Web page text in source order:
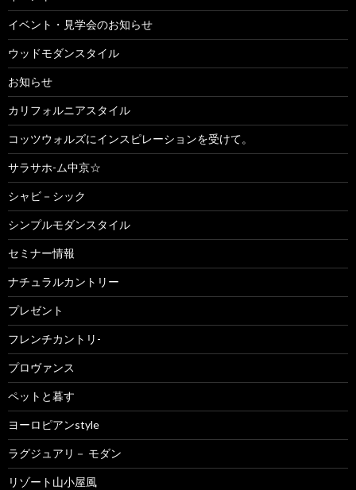
イベント・見学会のお知らせ
ウッドモダンスタイル
お知らせ
カリフォルニアスタイル
コッツウォルズにインスピレーションを受けて。
サラサホ-ム中京☆
シャビ－シック
シンプルモダンスタイル
セミナー情報
ナチュラルカントリー
プレゼント
フレンチカントリ-
プロヴァンス
ペットと暮す
ヨーロピアンstyle
ラグジュアリ－ モダン
リゾート山小屋風